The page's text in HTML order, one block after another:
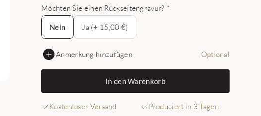
Möchten Sie einen Rückseitengravur? *
Nein
Nein
Ja (+ 15,00 €)
Anmerkung hinzufügen Optional
In den Warenkorb
Kostenloser Versand Produziert in 3 Tagen